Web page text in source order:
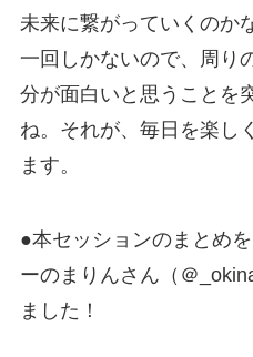
未来に繋がっていくのか
一回しかないので、周り
分が面白いと思うことを
ね。それが、毎日を楽し
ます。
●本セッションのまとめ
ーのまりんさん（＠
ました！